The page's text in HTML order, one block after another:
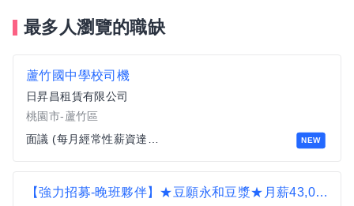
最多人瀏覽的職缺
NEW
蘆竹國中學校司機
日昇昌租賃有限公司
桃園市-蘆竹區
【強力招募-晚班夥伴】★豆願永和豆漿★月薪43,000元起★青埔A17店